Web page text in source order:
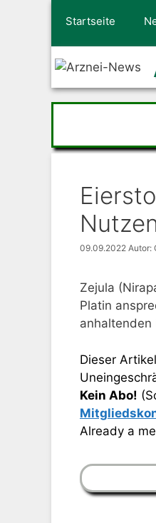
Startseite
09.09.2022 Autor:
Zejula
Platin
Dieser
Kein Abo!
Already a